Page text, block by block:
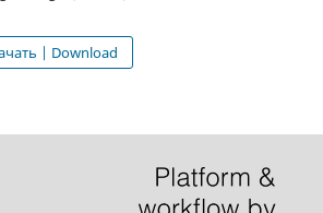
| Download